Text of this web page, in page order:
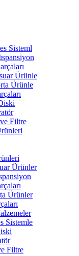
Sisteml
Ürünle
Ürünle
Filtre
Ürünler
Ürünler
Sistemle
Filtre